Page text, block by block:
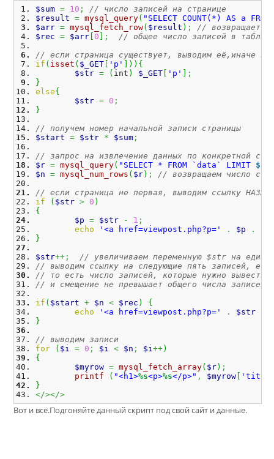
$sum = 10 ;
// число записей на странице
$result
= mysql_query( "SELECT COUNT(*) AS a
$arr = mysql_fetch_row( $result ) ;
// возвращает
$rec
= $arr 0 ;
// общее число записей в
// если страница существует, выводим её,иначе
if ( isset ( $_GET 'p' ) ) {
$str = ( int ) $_GET 'p'
;
}
else{
$str = 0 ;
}
// получем номер начальной записи страницы
$start
= $str * $sum ;
// запрос на извлечение данных по конкретной
$r = mysql_query( "SELECT * FROM `data` LIMIT
$n
= mysql_num_rows ( $r) ;
// возвращаем число
// если страница не первая, выводим ссылку НАЗАД
if
( $str > 0 )
{
$p
= $str - 1 ;
echo
'<a href=viewpost.php?p=' . $p .
}
$str++;
// увеличиваем переменную $str на
// выводим ссылку на следующие пять записей,
// то есть число записей, которые нужно вывести,
// и смещение не превышает общего числа записей
if ( $start + $n < $rec )
{
echo
'<a href=viewpost.php?p=' . $str
}
// выводим записи
for
( $i = 0 ; $i < $n ; $i++)
{
$myrow = mysql_fetch_array( $r) ;
printf
( "<h1>%s<p>%s</p>" , $myrow
}
</></>
Вот и всё.Подгоняйте данный скрипт под свой сайт и данные.